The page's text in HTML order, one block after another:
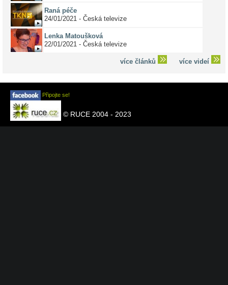
Raná péče
24/01/2021 - Česká televize
Lenka Matoušková
22/01/2021 - Česká televize
více článků více videí
Připojte se!
© RUCE 2004 - 2023